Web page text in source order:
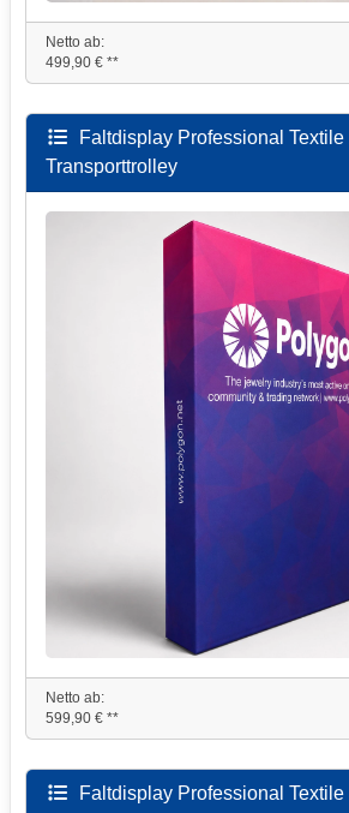
Netto ab:
499,90 € **
Faltdisplay Professional Textile
Transporttrolley
Netto ab:
599,90 € **
Faltdisplay Professional Textile